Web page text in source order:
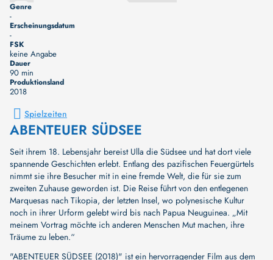
Genre
-
Erscheinungsdatum
-
FSK
keine Angabe
Dauer
90 min
Produktionsland
2018
Spielzeiten
ABENTEUER SÜDSEE
Seit ihrem 18. Lebensjahr bereist Ulla die Südsee und hat dort viele
spannende Geschichten erlebt. Entlang des pazifischen Feuergürtels
nimmt sie ihre Besucher mit in eine fremde Welt, die für sie zum
zweiten Zuhause geworden ist. Die Reise führt von den entlegenen
Marquesas nach Tikopia, der letzten Insel, wo polynesische Kultur
noch in ihrer Urform gelebt wird bis nach Papua Neuguinea. „Mit
meinem Vortrag möchte ich anderen Menschen Mut machen, ihre
Träume zu leben.“
"ABENTEUER SÜDSEE (2018)" ist ein hervorragender Film aus dem